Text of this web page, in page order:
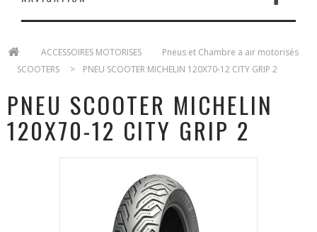
ACCESSOIRES MOTORISES
Pneus et Chambre a air motorisés
SCOOTERS > PNEU SCOOTER MICHELIN 120X70-12 CITY GRIP 2
PNEU SCOOTER MICHELIN
120X70-12 CITY GRIP 2